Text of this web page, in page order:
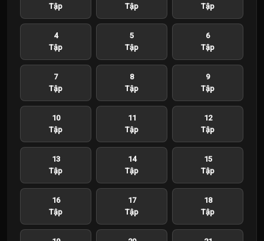
Tập
Tập
Tập
4
Tập
5
Tập
6
Tập
7
Tập
8
Tập
9
Tập
10
Tập
11
Tập
12
Tập
13
Tập
14
Tập
15
Tập
16
Tập
17
Tập
18
Tập